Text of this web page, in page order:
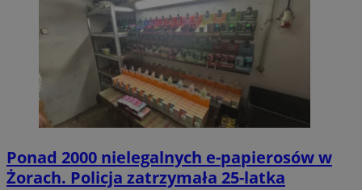
Ponad 2000 nielegalnych e-papierosów w
Żorach. Policja zatrzymała 25-latka